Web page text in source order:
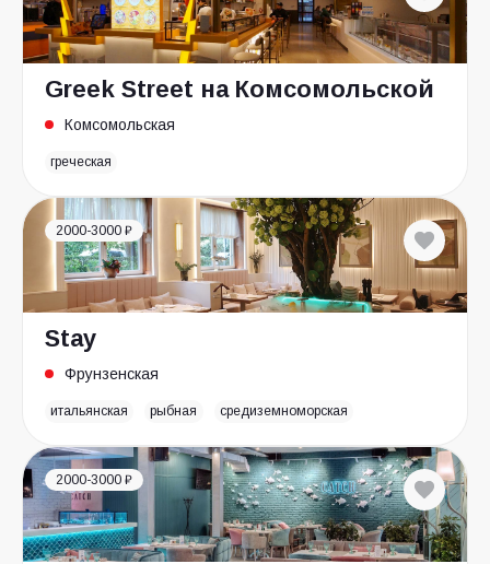
Greek Street на Комсомольской
Комсомольская
греческая
2000-3000 ₽
Stay
Фрунзенская
итальянская рыбная средиземноморская
2000-3000 ₽